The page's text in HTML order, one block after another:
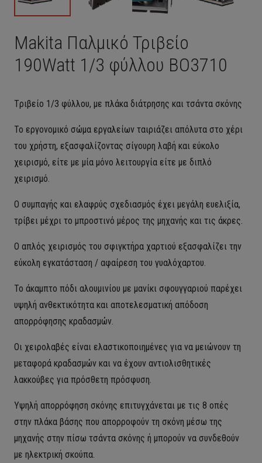
Makita Παλμικό Τριβείο
190Watt 1/3 φύλλου BO3710
Tριβείο 1/3 φύλλου, με πλάκα διάτρησης και τσάντα σκόνης
Το εργονομικό σώμα εργαλείων ταιριάζει απόλυτα στο χέρι
του χρήστη, εξασφαλίζοντας σίγουρη λαβή και εύκολο
χειρισμό, είτε με μία μόνο λειτουργία είτε με διπλό
χειρισμό.
Ο συμπαγής και ελαφρύς σχεδιασμός έχει μεγάλη ευελιξία,
τρίβει μέχρι το μπροστινό μέρος της μηχανής και τις άκρες.
Ο απλός χειρισμός του σφιγκτήρα χαρτιού εξασφαλίζει την
εύκολη εγκατάσταση / αφαίρεση του γυαλόχαρτου.
Το άκαμπτο πόδι αλουμινίου με μανίκι σφουγγαριού παρέχει
υψηλή ανθεκτικότητα και αποτελεσματική απόδοση
απορρόφησης κραδασμών.
Οι χειρολαβές είναι ελαστικοποιημένες για να μειώνουν τη
μεταφορά κραδασμών και να έχουν αντιολισθητικές
λακκούβες για πρόσθετη πρόσφυση.
Υψηλή απορρόφηση σκόνης επιτυγχάνεται με τις 8 οπές
στην πλάκα βάσης που απορροφούν τη σκόνη μέσω της
μηχανής στην πίσω τσάντα σκόνης ή μπορούν να συνδεθούν
με ηλεκτρική σκούπα.